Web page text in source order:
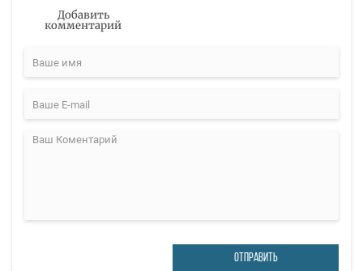
Добавить
комментарий
ОТПРАВИТЬ